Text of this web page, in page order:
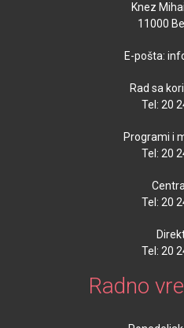
Knez
11000
E-pošta:
Rad sa
Tel: 20
Programi i
Tel: 20
Tel: 20
Tel: 20
Radno